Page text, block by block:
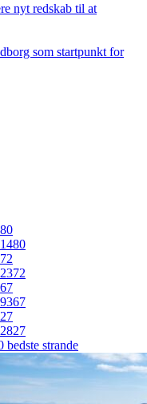
nyt redskab til at
som startpunkt for
bedste strande